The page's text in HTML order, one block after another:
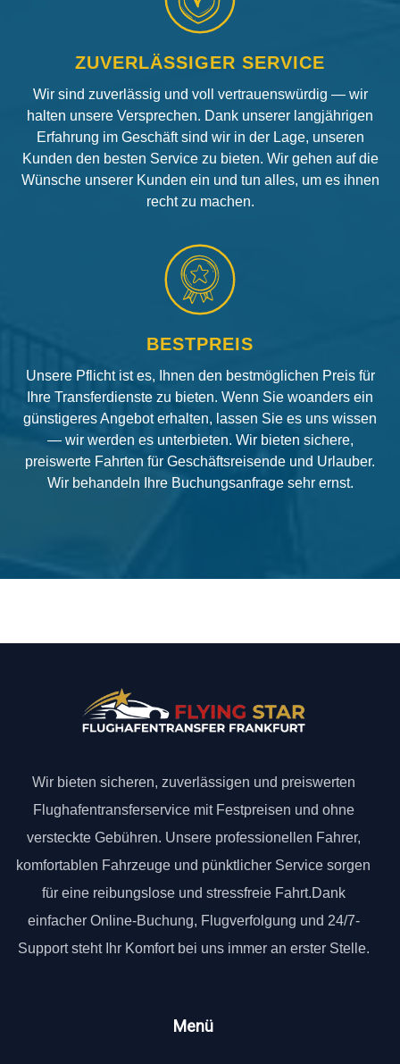
ZUVERLÄSSIGER SERVICE
Wir sind zuverlässig und voll vertrauenswürdig — wir
halten unsere Versprechen. Dank unserer langjährigen
Erfahrung im Geschäft sind wir in der Lage, unseren
Kunden den besten Service zu bieten. Wir gehen auf die
Wünsche unserer Kunden ein und tun alles, um es ihnen
recht zu machen.
BESTPREIS
Unsere Pflicht ist es, Ihnen den bestmöglichen Preis für
Ihre Transferdienste zu bieten. Wenn Sie woanders ein
günstigeres Angebot erhalten, lassen Sie es uns wissen
— wir werden es unterbieten. Wir bieten sichere,
preiswerte Fahrten für Geschäftsreisende und Urlauber.
Wir behandeln Ihre Buchungsanfrage sehr ernst.
Wir bieten sicheren, zuverlässigen und preiswerten
Flughafentransferservice mit Festpreisen und ohne
versteckte Gebühren. Unsere professionellen Fahrer,
komfortablen Fahrzeuge und pünktlicher Service sorgen
für eine reibungslose und stressfreie Fahrt.Dank
einfacher Online-Buchung, Flugverfolgung und 24/7-
Support steht Ihr Komfort bei uns immer an erster Stelle.
Menü